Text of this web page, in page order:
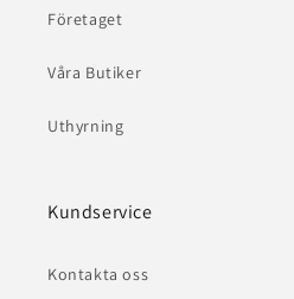
Företaget
Våra Butiker
Uthyrning
Kundservice
Kontakta oss